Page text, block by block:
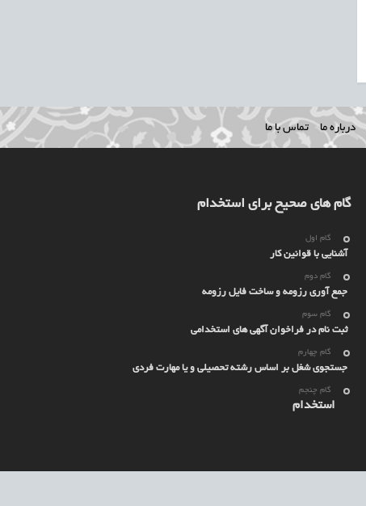
درباره ما تماس با ما
گام های صحیح برای استخدام
گام اول
آشنایی با قوانین کار
گام دوم
جمع آوری رزومه و ساخت فایل رزومه
گام سوم
ثبت نام در فراخوان آگهی های استخدامی
گام چهارم
جستجوی شغل بر اساس رشته تحصیلی و یا مهارت فردی
گام چنجم
استخدام